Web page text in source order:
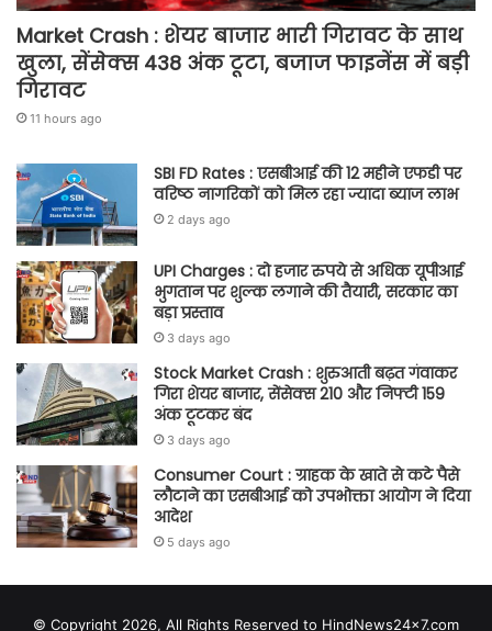
Market Crash : शेयर बाजार भारी गिरावट के साथ
खुला, सेंसेक्स 438 अंक टूटा, बजाज फाइनेंस में बड़ी
गिरावट
11 hours ago
SBI FD Rates : एसबीआई की 12 महीने एफडी पर
वरिष्ठ नागरिकों को मिल रहा ज्यादा ब्याज लाभ
2 days ago
UPI Charges : दो हजार रुपये से अधिक यूपीआई
भुगतान पर शुल्क लगाने की तैयारी, सरकार का
बड़ा प्रस्ताव
3 days ago
Stock Market Crash : शुरुआती बढ़त गंवाकर
गिरा शेयर बाजार, सेंसेक्स 210 और निफ्टी 159
अंक टूटकर बंद
3 days ago
Consumer Court : ग्राहक के खाते से कटे पैसे
लौटाने का एसबीआई को उपभोक्ता आयोग ने दिया
आदेश
5 days ago
© Copyright 2026, All Rights Reserved to HindNews24x7.com